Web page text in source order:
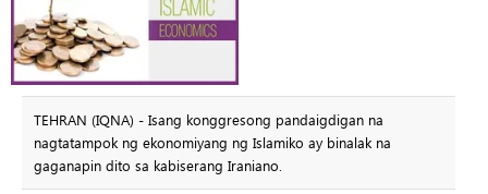
TEHRAN (IQNA) - Isang konggresong pandaigdigan na
nagtatampok ng ekonomiyang ng Islamiko ay binalak na
gaganapin dito sa kabiserang Iraniano.